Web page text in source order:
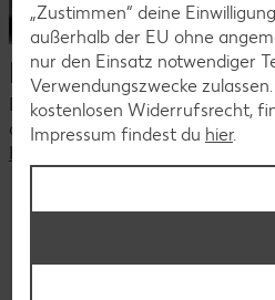
Dein Kontakt zu
Du hast Fragen zu unseren
deiner Bewerbung?
Kontaktiere uns
Komm als
Du hast Lust auf einen Job in
Berufserfahrung oder eine
Quereinsteiger sind bei uns
„Zustimmen“ deine
außerhalb der EU ohne
nur den Einsatz notwendiger
Verwendungszwecke
kostenlosen Widerrufsrecht,
Impressum findest du hier.